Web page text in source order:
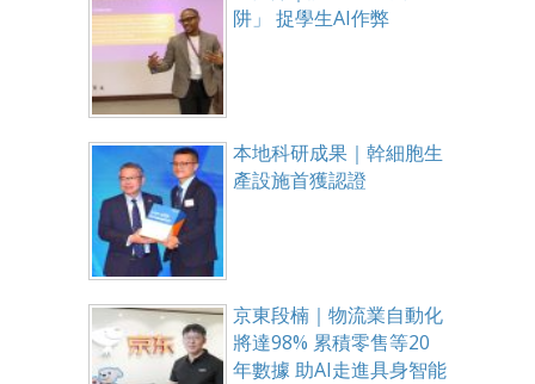
阱」 捉學生AI作弊
本地科研成果｜幹細胞生
產設施首獲認證
京東段楠｜物流業自動化
將達98% 累積零售等20
年數據 助AI走進具身智能